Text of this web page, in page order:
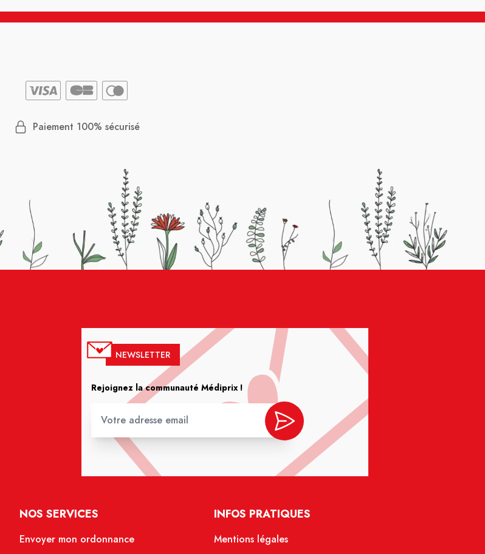
Paiement 100% sécurisé
NEWSLETTER
Rejoignez la communauté Médiprix !
NOS SERVICES
Envoyer mon ordonnance
INFOS PRATIQUES
Mentions légales